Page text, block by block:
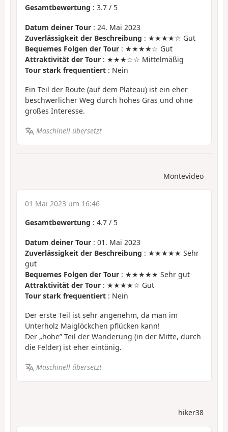
Gesamtbewertung : 3.7 / 5
Datum deiner Tour : 24. Mai 2023
Zuverlässigkeit der Beschreibung : ★★★★☆ Gut
Bequemes Folgen der Tour : ★★★★☆ Gut
Attraktivität der Tour : ★★★☆☆ Mittelmäßig
Tour stark frequentiert : Nein
Ein Teil der Route (auf dem Plateau) ist ein eher
beschwerlicher Weg durch hohes Gras und ohne
großes Interesse.
Maschinell übersetzt
Montevideo
01 Mai 2023 um 16:46
Gesamtbewertung : 4.7 / 5
Datum deiner Tour : 01. Mai 2023
Zuverlässigkeit der Beschreibung : ★★★★★ Sehr
gut
Bequemes Folgen der Tour : ★★★★★ Sehr gut
Attraktivität der Tour : ★★★★☆ Gut
Tour stark frequentiert : Nein
Der erste Teil ist sehr angenehm, da man im
Unterholz Maiglöckchen pflücken kann!
Der „hohe” Teil der Wanderung (in der Mitte, durch
die Felder) ist eher eintönig.
Maschinell übersetzt
hiker38